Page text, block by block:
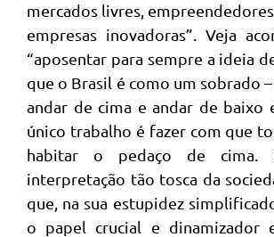
mercados livres,
empresas inovadoras”. Veja
“aposentar para sempre a ideia
que o Brasil é como um sobrado
andar de cima e andar de baixo
único trabalho é fazer com que
habitar o pedaço de cima.
interpretação tão tosca da
que, na sua estupidez
o papel crucial e dinamizador